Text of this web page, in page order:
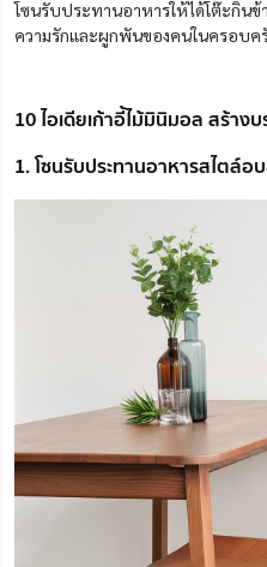
โซนรับประทานอาหารให้ได้โต๊ะกิน
ความรักและผูกพันของคนในครอบค
10 ไอเดียเก้าอี้ไม้มินิมอล สร้าง
1. โซนรับประทานอาหารสไตล์